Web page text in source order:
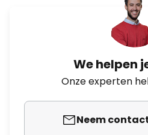
We helpen
Onze experten
Neem